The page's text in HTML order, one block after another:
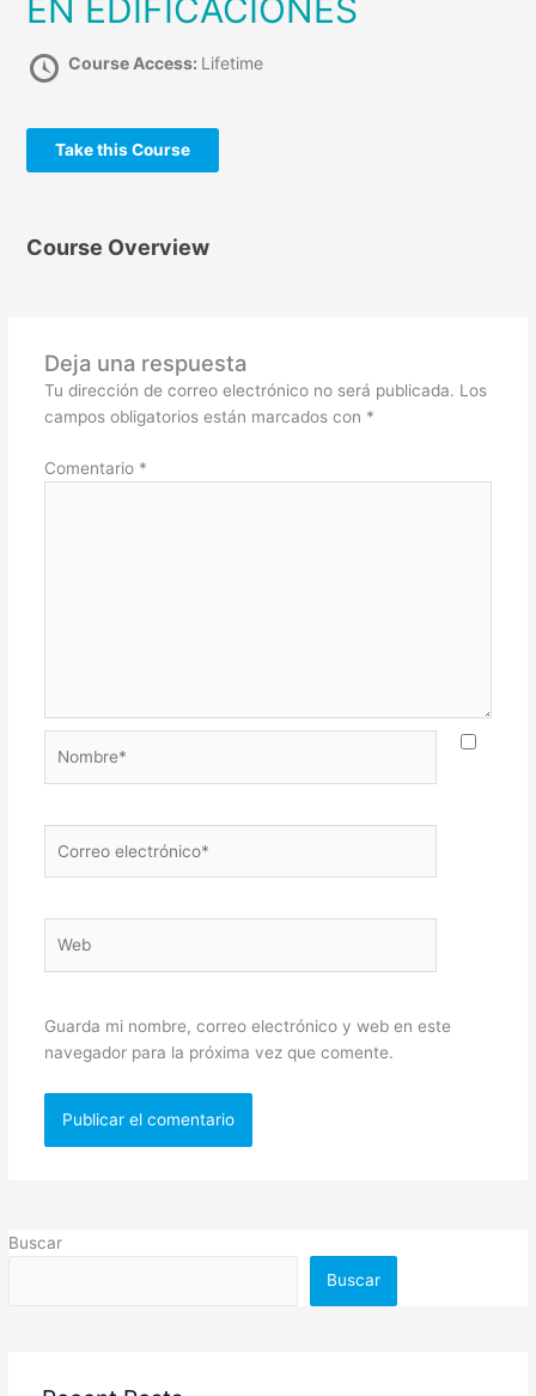
EN EDIFICACIONES
Course Access: Lifetime
Take this Course
Course Overview
Deja una respuesta
Tu dirección de correo electrónico no será publicada. Los
campos obligatorios están marcados con *
Comentario *
electrónico*
Guarda mi nombre, correo electrónico y web en este
navegador para la próxima vez que comente.
Buscar
Buscar